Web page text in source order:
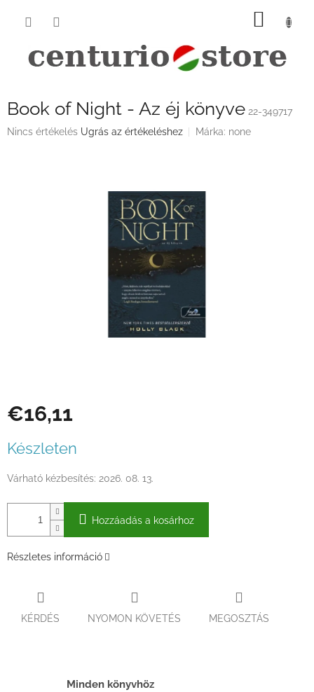
KOSÁR
Book of Night - Az éj könyve 22-349717
A
Nincs értékelés Ugrás az értékeléshez Márka: none
€16,11
Készleten
Várható kézbesítés: 2026. 08. 13.
Hozzáadás a kosárhoz
Részletes információ
KÉRDÉS NYOMON KÖVETÉS MEGOSZTÁS
Minden könyvhöz